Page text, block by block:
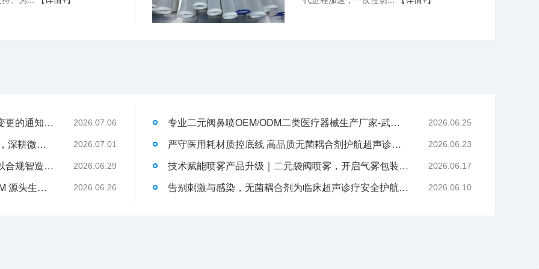
关于消毒型医用超声耦合剂外包装装箱方式变更的通知-武汉耦合医学 2026.07.06
武汉耦合医学：聚焦一次性切口保护套OEM，深耕微创耗材定制代工领域 2026.07.01
液体伤口敷料代工行业升级，武汉耦合医学以合规智造赋能品牌发展 2026.06.29
武汉耦合医学｜专业二类妇科凝胶 OEM/ODM 源头生产厂家 2026.06.26
专业二元阀鼻喷OEM/ODM二类医疗器械生产厂家-武汉耦合医学 2026.06.25
严守医用耗材质控底线 高品质无菌耦合剂护航超声诊疗院感安全-武汉耦合医学 2026.06.23
技术赋能喷雾产品升级｜二元袋阀喷雾，开启气雾包装新工艺时代 2026.06.17
告别刺激与感染，无菌耦合剂为临床超声诊疗安全护航-武汉耦合医学 2026.06.10